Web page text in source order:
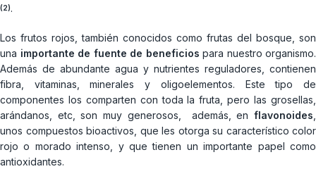
(2).
Los frutos rojos, también conocidos como frutas del bosque, son
una importante de fuente de beneficios para nuestro organismo.
Además de abundante agua y nutrientes reguladores, contienen
fibra, vitaminas, minerales y oligoelementos. Este tipo de
componentes los comparten con toda la fruta, pero las grosellas,
arándanos, etc, son muy generosos, además, en flavonoides
unos compuestos bioactivos, que les otorga su característico color
rojo o morado intenso, y que tienen un importante papel como
antioxidantes.